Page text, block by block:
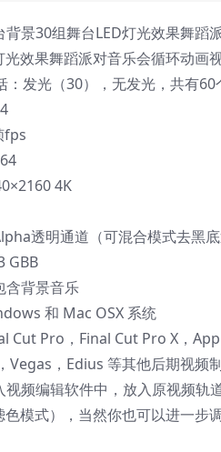
背景30组舞台LED灯光效果舞蹈
光效果舞蹈派对音乐会循环动画
：发光（30），无发光，共有60
fps
4K
透明通道（可混合模式去黑底
GBB
含背景音乐
和 Mac OSX 系统
Cut Pro，Final Cut Pro X，
，Edius 等其他后期视频制
视频编辑软件中，放入原视频轨
模式），当然你也可以进一步